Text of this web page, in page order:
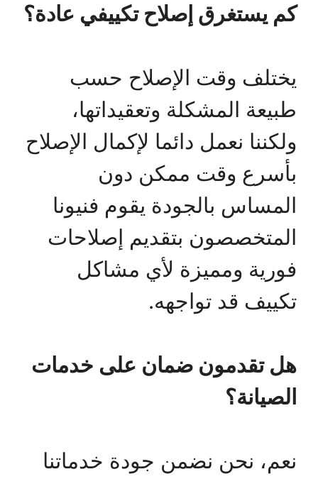
كم يستغرق إصلاح تكييفي عادة؟
يختلف وقت الإصلاح حسب
طبيعة المشكلة وتعقيداتها،
ولكننا نعمل دائما لإكمال الإصلاح
بأسرع وقت ممكن دون
المساس بالجودة يقوم فنيونا
المتخصصون بتقديم إصلاحات
فورية ومميزة لأي مشاكل
تكييف قد تواجهه.
هل تقدمون ضمان على خدمات
الصيانة؟
نعم، نحن نضمن جودة خدماتنا